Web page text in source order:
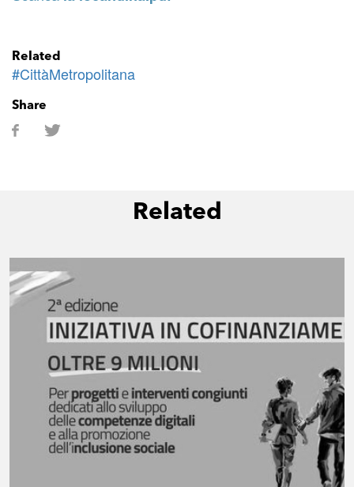
Related
#CittàMetropolitana
Share
Related